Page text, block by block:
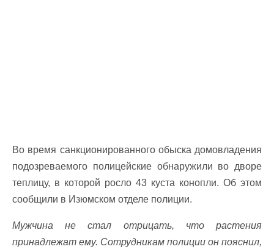
Во время санкционированного обыска домовладения
подозреваемого полицейские обнаружили во дворе
теплицу, в которой росло 43 куста конопли. Об этом
сообщили в Изюмском отделе полиции.
Мужчина не стал отрицать, что растения
принадлежат ему. Сотрудникам полиции он пояснил,